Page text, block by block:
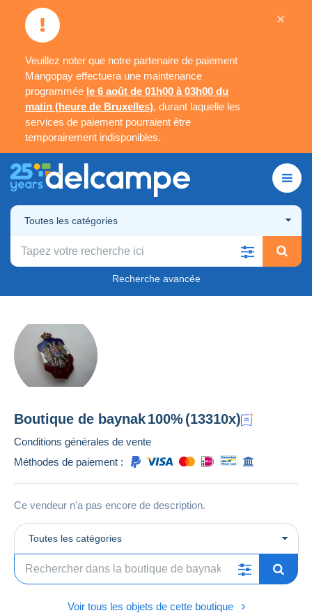
Veuillez noter que notre partenaire de paiement
Mangopay effectuera une maintenance
programmée le 6 août de 01h00 à 03h00 du
matin (heure de Bruxelles), durant laquelle les
services de paiement pourraient être
temporairement indisponibles.
×
Toutes les catégories
Recherche avancée
Boutique de baynak100%(13310x)
Conditions générales de vente
Méthodes de paiement :
Ce vendeur n'a pas encore de description.
Toutes les catégories
Voir tous les objets de cette boutique